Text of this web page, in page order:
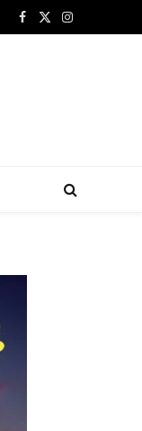
Facebook
X
Instagram